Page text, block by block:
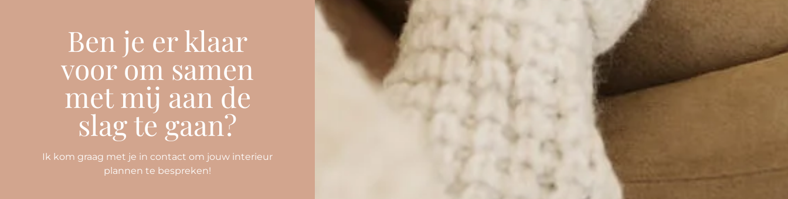
Ben je er klaar
voor om samen
met mij aan de
slag te gaan?
Ik kom graag met je in contact om jouw interieur
plannen te bespreken!